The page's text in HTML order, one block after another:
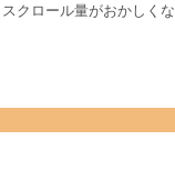
クロール量がおかしく